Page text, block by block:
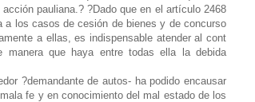
pauliana.? ?Dado que en el artículo 2468
a los casos de cesión de bienes y de concurso
a ellas, es indispensable atender al cont
que haya entre todas ella la debida
?demandante de autos- ha podido encausar
fe y en conocimiento del mal estado de los